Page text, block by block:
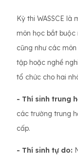
Kỳ thi WASSCE
môn học bắt buộc
cũng như các
tập hoặc nghề
tổ chức cho hai
- Thí sinh trung
các trường trung
cấp.
- Thí sinh tự do: